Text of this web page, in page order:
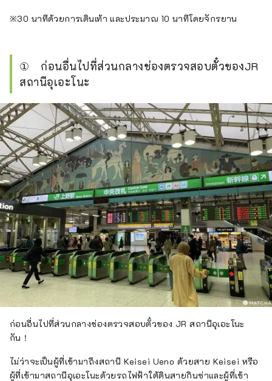
※30 นาทีด้วยการเดินเท้า และประมาณ 10 นาทีโดยจักรยาน
① ก่อนอื่นไปที่ส่วนกลางช่องตรวจสอบตั๋วของJR
สถานีอุเอะโนะ
ก่อนอื่นไปที่ส่วนกลางช่องตรวจสอบตั๋วของ JR สถานีอุเอะโนะ
กัน！
ไม่ว่าจะเป็นผู้ที่เข้ามาถึงสถานี Keisei Ueno ด้วยสาย Keisei หรือ
ผู้ที่เข้ามาสถานีอุเอะโนะด้วยรถไฟฟ้าใต้ดินสายกินซ่าและผู้ที่เข้า